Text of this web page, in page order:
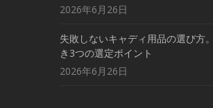
2026年6月26日
失敗しないキャディ用品の選び方
き3つの選定ポイント
2026年6月26日